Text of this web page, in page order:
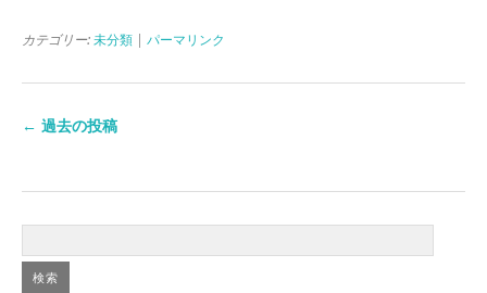
カテゴリー: 未分類 パーマリンク
← 過去の投稿